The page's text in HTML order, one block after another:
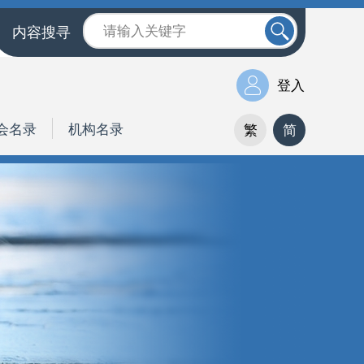
内容搜寻
登入
名录 机构名录 繁 简